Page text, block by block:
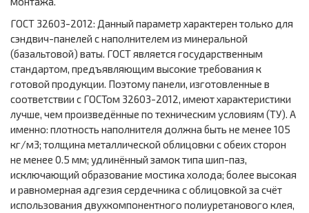
ГОСТ 32603-2012: Данный параметр характерен только для
сэндвич-панелей с наполнителем из минеральной
(базальтовой) ваты. ГОСТ является государственным
стандартом, предъявляющим высокие требования к
готовой продукции. Поэтому панели, изготовленные в
соответствии с ГОСТом 32603-2012, имеют характеристики
лучше, чем произведённые по техническим условиям (ТУ). А
именно: плотность наполнителя должна быть не менее 105
кг/м3; толщина металлической облицовки с обеих сторон
не менее 0.5 мм; удлинённый замок типа шип-паз,
исключающий образование мостика холода; более высокая
и равномерная адгезия сердечника с облицовкой за счёт
использования двухкомпонентного полиуретанового клея,